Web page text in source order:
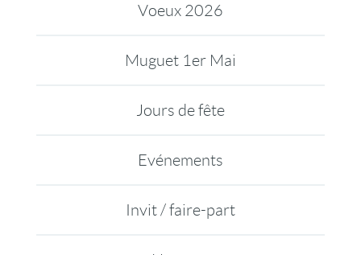
Voeux 2026
Muguet 1er Mai
Jours de fête
Evénements
Invit / faire-part